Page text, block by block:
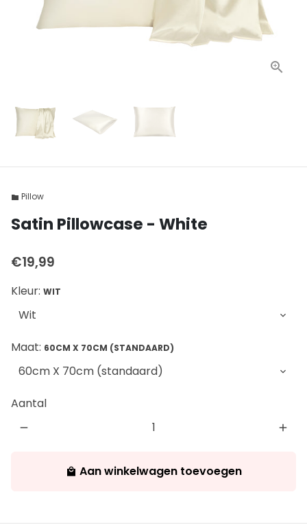
folder Pillow
Satin Pillowcase - White
€19,99
Kleur: WIT
Maat: 60CM X 70CM (STANDAARD)
Aantal
remove add
local_mall Aan winkelwagen toevoegen